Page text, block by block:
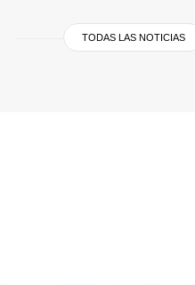
TODAS LAS NOTICIAS